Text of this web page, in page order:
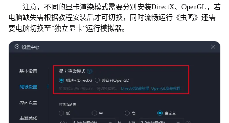
注意，不同的显卡渲染模式需要分别安装DirectX、OpenGL，若
电脑缺失需根据教程安装后才可切换，同时流畅运行《虫鸣》还需
要电脑切换至”独立显卡”运行模拟器。